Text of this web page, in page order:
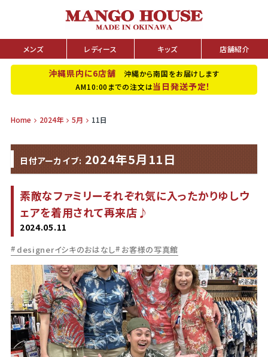
メンズ レディース キッズ 店舗紹介
沖縄県内に6店舗 沖縄から南国をお届けします
AM10:00までの注文は当日発送予定！
Home 2024年 5月 11日
日付アーカイブ: 2024年5月11日
素敵なファミリーそれぞれ気に入ったかりゆしウ
ェアを着用されて再来店♪
2024.05.11
designerイシキのおはなし お客様の写真館